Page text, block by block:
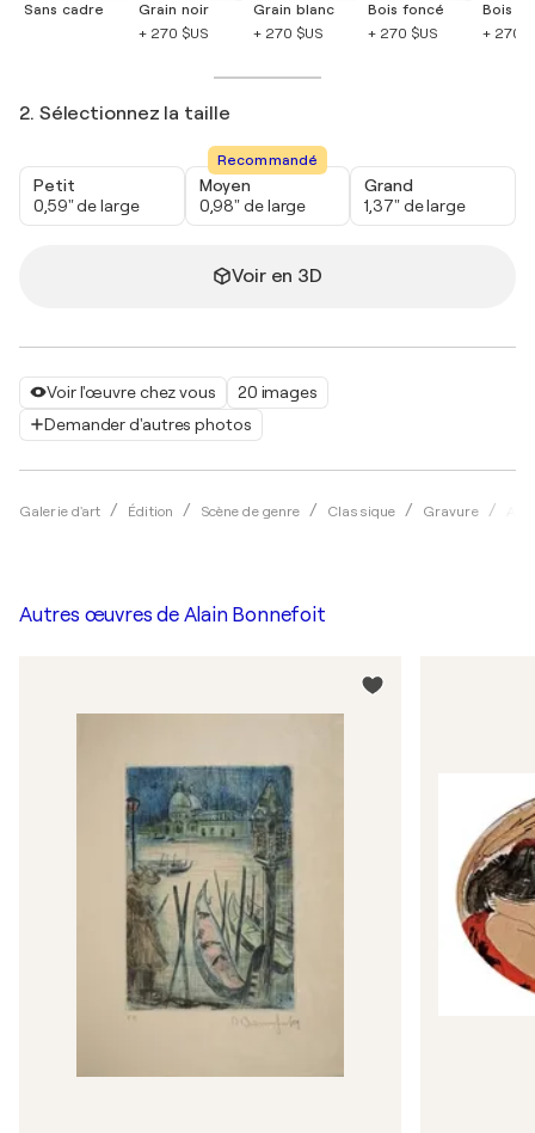
Voir l'œuvre chez vous
20 images
Demander d'autres photos
Galerie d'art Édition Scène de genre Classique Gravure
Sans cadre
Grain noir
+ 270 $US
Grain blanc
+ 270 $US
Bois foncé
+ 270 $US
Bois
+ 270
2. Sélectionnez la taille
Petit
0,59" de large
Recommandé
Moyen
0,98" de large
Grand
1,37" de large
Voir en 3D
Autres œuvres de Alain Bonnefoit